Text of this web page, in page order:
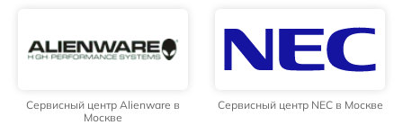
Сервисный центр Alienware в
Москве
Сервисный центр NEC в Москве